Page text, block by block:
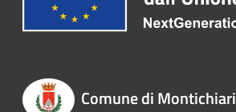
Comune di Montichiari